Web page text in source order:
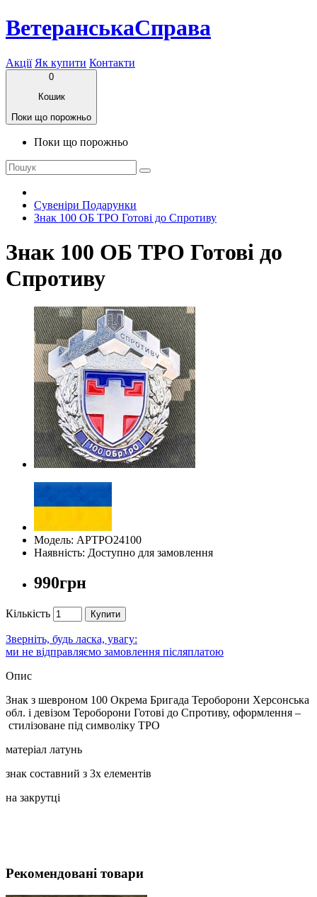
ВетеранськаСправа
Акції Як купити Контакти
0
Кошик
Поки що порожньо
Поки що порожньо
Сувеніри Подарунки
Знак 100 ОБ ТРО Готові до Спротиву
Знак 100 ОБ ТРО Готові до
Спротиву
Модель: АРТРО24100
Наявність: Доступно для замовлення
990грн
Кількість Купити
Зверніть, будь ласка, увагу:
ми не відправляємо замовлення післяплатою
Опис
Знак з шевроном 100 Окрема Бригада Тероборони Херсонська
обл. і девізом Тероборони Готові до Спротиву, оформлення –
стилізоване під символіку ТРО
матеріал латунь
знак составний з 3х елементів
на закрутці
Рекомендовані товари